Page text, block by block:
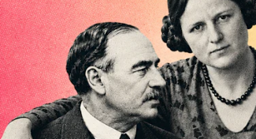
Luft zum Atmen
schon lange erstickt
VonHeiner Flassbeck